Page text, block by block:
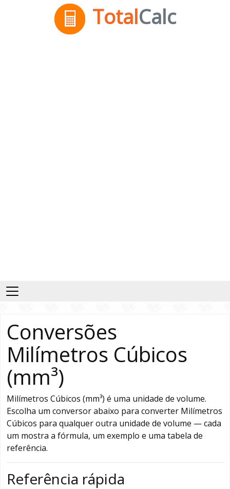
TotalCalc
Conversões
Milímetros Cúbicos
(mm³)
Milímetros Cúbicos (mm³) é uma unidade de volume.
Escolha um conversor abaixo para converter Milímetros
Cúbicos para qualquer outra unidade de volume — cada
um mostra a fórmula, um exemplo e uma tabela de
referência.
Referência rápida